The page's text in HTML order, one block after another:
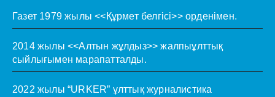
Газет 1979 жылы <<Құрмет белгісі>> орденімен.
2014 жылы <<Алтын жұлдыз>> жалпыұлттық
сыйлығымен марапатталды.
2022 жылы “URKER” ұлттық журналистика